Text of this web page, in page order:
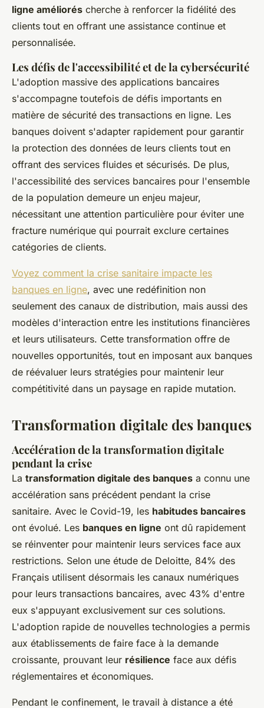
ligne améliorés cherche à renforcer la fidélité des
clients tout en offrant une assistance continue et
personnalisée.
Les défis de l'accessibilité et de la cybersécurité
L'adoption massive des applications bancaires
s'accompagne toutefois de défis importants en
matière de sécurité des transactions en ligne. Les
banques doivent s'adapter rapidement pour garantir
la protection des données de leurs clients tout en
offrant des services fluides et sécurisés. De plus,
l'accessibilité des services bancaires pour l'ensemble
de la population demeure un enjeu majeur,
nécessitant une attention particulière pour éviter une
fracture numérique qui pourrait exclure certaines
catégories de clients.
Voyez comment la crise sanitaire impacte les
banques en ligne, avec une redéfinition non
seulement des canaux de distribution, mais aussi des
modèles d'interaction entre les institutions financières
et leurs utilisateurs. Cette transformation offre de
nouvelles opportunités, tout en imposant aux banques
de réévaluer leurs stratégies pour maintenir leur
compétitivité dans un paysage en rapide mutation.
Transformation digitale des banques
Accélération de la transformation digitale
pendant la crise
La transformation digitale des banques a connu une
accélération sans précédent pendant la crise
sanitaire. Avec le Covid-19, les habitudes bancaires
ont évolué. Les banques en ligne ont dû rapidement
se réinventer pour maintenir leurs services face aux
restrictions. Selon une étude de Deloitte, 84% des
Français utilisent désormais les canaux numériques
pour leurs transactions bancaires, avec 43% d'entre
eux s'appuyant exclusivement sur ces solutions.
L'adoption rapide de nouvelles technologies a permis
aux établissements de faire face à la demande
croissante, prouvant leur résilience face aux défis
réglementaires et économiques.
Pendant le confinement, le travail à distance a été